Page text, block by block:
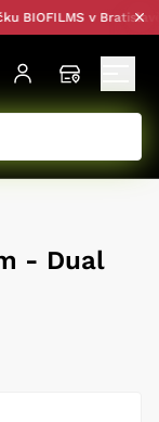
v
- Dual